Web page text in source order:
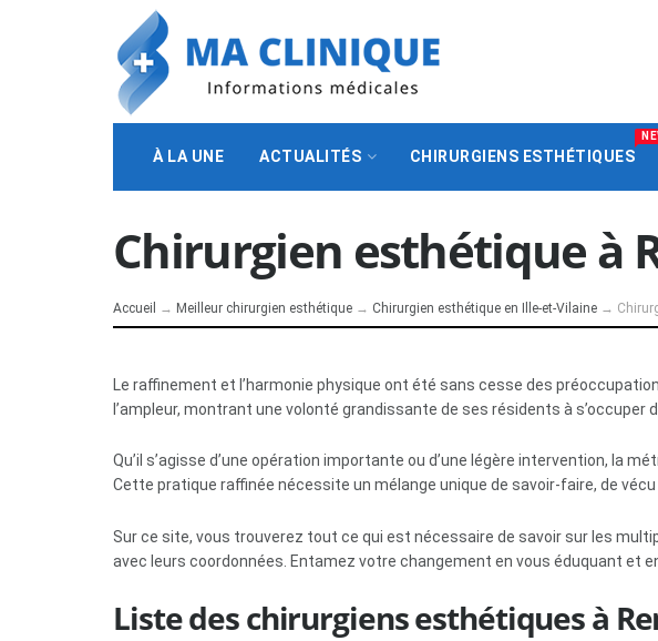
À LA UNE ACTUALITÉS CHIRURGIENS ESTHÉTIQUES
Chirurgien esthétique à
Accueil → Meilleur chirurgien esthétique → Chirurgien esthétique en Ille-et-Vilaine →
Le raffinement et l’harmonie physique ont été sans cesse des
l’ampleur, montrant une volonté grandissante de ses résidents à s’occuper
Qu’il s’agisse d’une opération importante ou d’une légère intervention, la
Cette pratique raffinée nécessite un mélange unique de savoir-faire, de vécu
Sur ce site, vous trouverez tout ce qui est nécessaire de savoir sur les
avec leurs coordonnées. Entamez votre changement en vous éduquant et
Liste des chirurgiens esthétiques à